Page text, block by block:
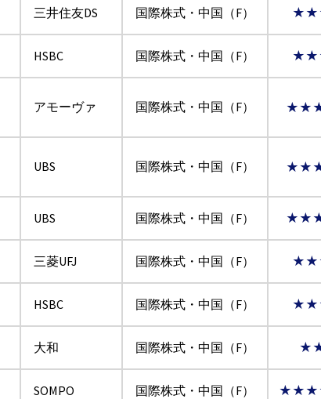
三井住友DS 国際株式・中国（F）
HSBC 国際株式・中国（F）
アモーヴァ 国際株式・中国（F）
UBS 国際株式・中国（F）
UBS 国際株式・中国（F）
三菱UFJ 国際株式・中国（F）
HSBC 国際株式・中国（F）
大和 国際株式・中国（F）
SOMPO 国際株式・中国（F）